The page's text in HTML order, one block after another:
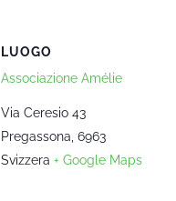
LUOGO
Associazione Amélie
Via Ceresio 43
Pregassona 6963
Svizzera + Google Maps